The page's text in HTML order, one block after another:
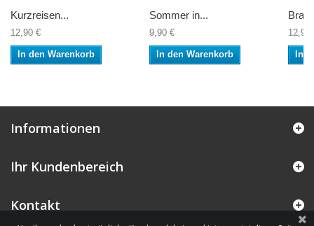
Kurzreisen...
12,90 €
In den Warenkorb
Sommer in...
9,90 €
In den Warenkorb
12,90
In
Informationen
Ihr Kundenbereich
Kontakt